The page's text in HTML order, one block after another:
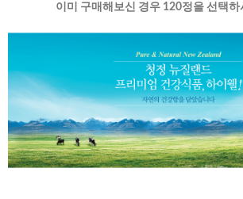
이미 구매해보신 경우 120정을 선택하